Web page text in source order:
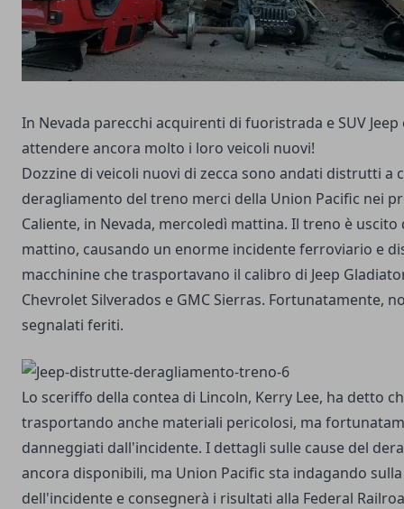
In Nevada parecchi acquirenti di fuoristrada e SUV
attendere ancora molto i loro veicoli nuovi!
Dozzine di veicoli nuovi di zecca sono andati distrutti a
deragliamento del treno merci della Union Pacific nei
Caliente, in Nevada, mercoledì mattina. Il treno è uscito
mattino, causando un enorme incidente ferroviario e
macchinine che trasportavano il calibro di Jeep
Chevrolet Silverados e GMC Sierras. Fortunatamente,
segnalati feriti.
Lo sceriffo della contea di Lincoln, Kerry Lee, ha detto
trasportando anche materiali pericolosi, ma
danneggiati dall'incidente. I dettagli sulle cause del
ancora disponibili, ma Union Pacific sta indagando
dell'incidente e consegnerà i risultati alla Federal